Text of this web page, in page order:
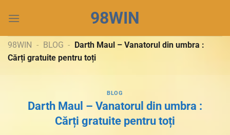
đến
dung
98WIN
98WIN - BLOG - Darth Maul – Vanatorul din umbra :
Cărți gratuite pentru toți
BLOG
Darth Maul – Vanatorul din umbra :
Cărți gratuite pentru toți